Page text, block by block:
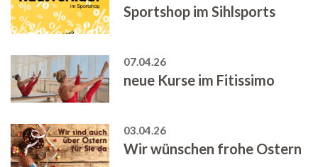
Sportshop im Sihlsports
07.04.26
neue Kurse im Fitissimo
03.04.26
Wir wünschen frohe Ostern